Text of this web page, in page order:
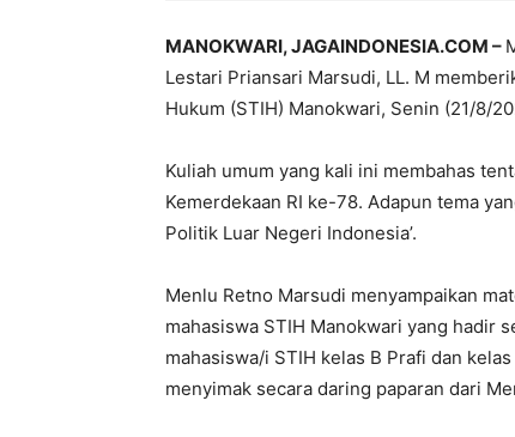
MANOKWARI, JAGAINDONESIA.COM –
Lestari Priansari Marsudi, LL. M
Hukum (STIH) Manokwari, Senin (21/8/
Kuliah umum yang kali ini membahas
Kemerdekaan RI ke-78. Adapun tema
Politik Luar Negeri Indonesia’.
Menlu Retno Marsudi menyampaikan
mahasiswa STIH Manokwari yang hadir
mahasiswa/i STIH kelas B Prafi dan
menyimak secara daring paparan dari